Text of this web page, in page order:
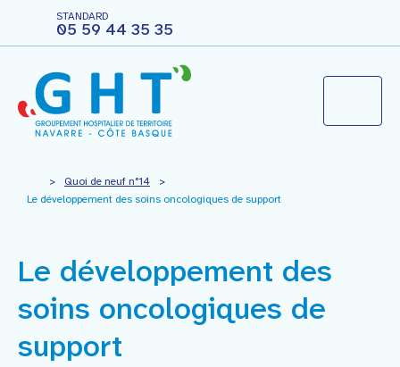
STANDARD
05 59 44 35 35
Le groupement hospitalier
Vous êtes professionnels
Nous rejoindre
> Quoi de neuf n°14
>
Le développement des soins oncologiques de support
Le développement des
soins oncologiques de
support